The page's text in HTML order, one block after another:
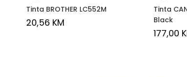
Tinta BROTHER LC552M
20,56 KM
Tinta
Black
177,00